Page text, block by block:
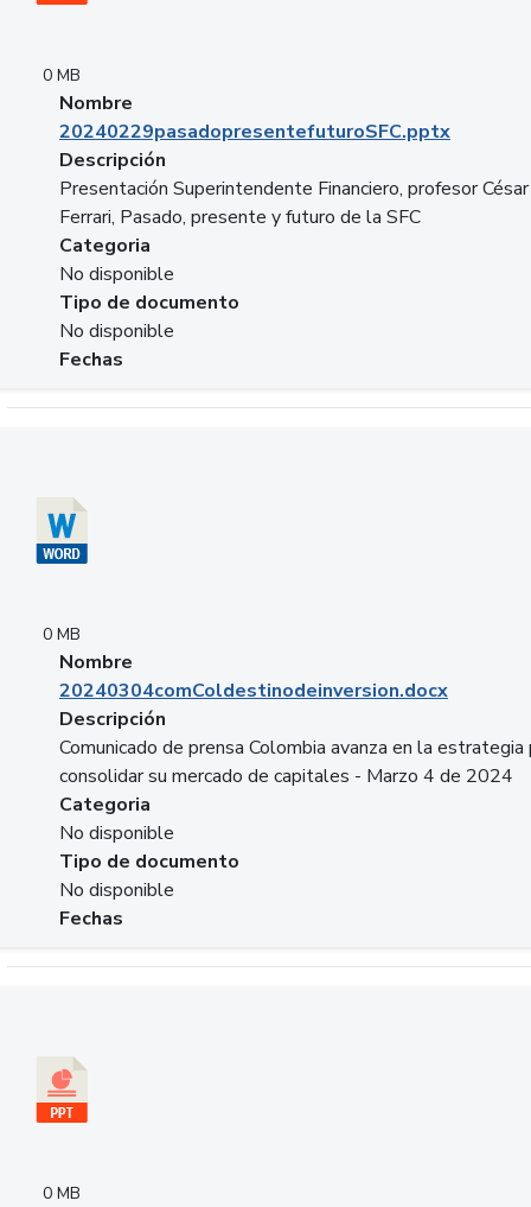
0 MB
Nombre
20240229pasadopresentefuturoSFC.pptx
Descripción
Presentación Superintendente Financiero, profesor César
Ferrari, Pasado, presente y futuro de la SFC
Categoria
No disponible
Tipo de documento
No disponible
Fechas
0 MB
Nombre
20240304comColdestinodeinversion.docx
Descripción
Comunicado de prensa Colombia avanza en la estrategia
consolidar su mercado de capitales - Marzo 4 de 2024
Categoria
No disponible
Tipo de documento
No disponible
Fechas
0 MB